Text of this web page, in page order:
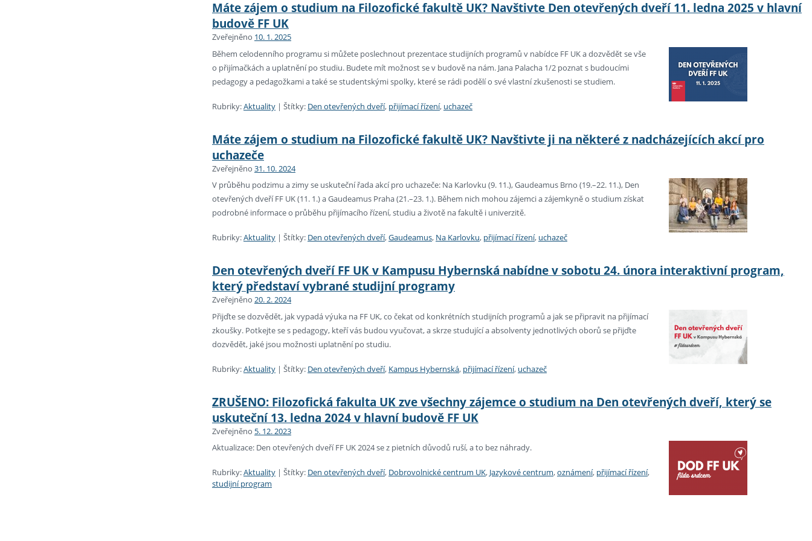
Máte zájem o studium na Filozofické fakultě UK? Navštivte Den otevřených dveří 11. ledna 2025 v hlavní
budově FF UK
Zveřejněno 10. 1. 2025
Během celodenního programu si můžete poslechnout prezentace studijních programů v nabídce FF UK a dozvědět se vše
o přijímačkách a uplatnění po studiu. Budete mít možnost se v budově na nám. Jana Palacha 1/2 poznat s budoucími
pedagogy a pedagožkami a také se studentskými spolky, které se rádi podělí o své vlastní zkušenosti se studiem.
Rubriky:Aktuality | Štítky: Den otevřených dveří, přijímací řízení, uchazeč
Máte zájem o studium na Filozofické fakultě UK? Navštivte ji na některé z nadcházejících akcí pro
uchazeče
Zveřejněno 31. 10. 2024
V průběhu podzimu a zimy se uskuteční řada akcí pro uchazeče: Na Karlovku (9. 11.), Gaudeamus Brno (19.–22. 11.), Den
otevřených dveří FF UK (11. 1.) a Gaudeamus Praha (21.–23. 1.). Během nich mohou zájemci a zájemkyně o studium získat
podrobné informace o průběhu přijímacího řízení, studiu a životě na fakultě i univerzitě.
Rubriky:Aktuality | Štítky: Den otevřených dveří,Gaudeamus, Na Karlovku, přijímací řízení, uchazeč
Den otevřených dveří FF UK v Kampusu Hybernská nabídne v sobotu 24. února interaktivní program,
který představí vybrané studijní programy
Zveřejněno 20. 2. 2024
Přijďte se dozvědět, jak vypadá výuka na FF UK, co čekat od konkrétních studijních programů a jak se připravit na přijímací
zkoušky. Potkejte se s pedagogy, kteří vás budou vyučovat, a skrze studující a absolventy jednotlivých oborů se přijďte
dozvědět, jaké jsou možnosti uplatnění po studiu.
Rubriky:Aktuality | Štítky: Den otevřených dveří, Kampus Hybernská, přijímací řízení, uchazeč
ZRUŠENO: Filozofická fakulta UK zve všechny zájemce o studium na Den otevřených dveří, který se
uskuteční 13. ledna 2024 v hlavní budově FF UK
Zveřejněno 5. 12. 2023
Aktualizace: Den otevřených dveří FF UK 2024 se z pietních důvodů ruší, a to bez náhrady.
Rubriky:Aktuality | Štítky: Den otevřených dveří, Dobrovolnické centrum UK, Jazykové centrum,oznámení, přijímací řízení,
studijní program